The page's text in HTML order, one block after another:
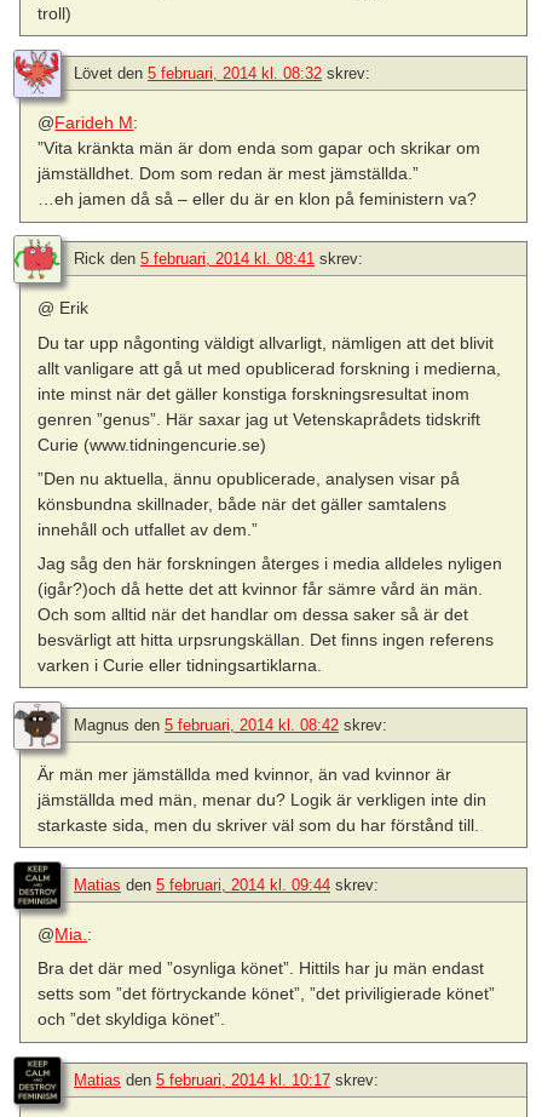
troll)
Lövet den 5 februari, 2014 kl. 08:32 skrev:
@Farideh M:
”Vita kränkta män är dom enda som gapar och skrikar om
jämställdhet. Dom som redan är mest jämställda.”
…eh jamen då så – eller du är en klon på feministern va?
Rick den 5 februari, 2014 kl. 08:41 skrev:
@ Erik
Du tar upp någonting väldigt allvarligt, nämligen att det blivit
allt vanligare att gå ut med opublicerad forskning i medierna,
inte minst när det gäller konstiga forskningsresultat inom
genren ”genus”. Här saxar jag ut Vetenskaprådets tidskrift
Curie (www.tidningencurie.se)
”Den nu aktuella, ännu opublicerade, analysen visar på
könsbundna skillnader, både när det gäller samtalens
innehåll och utfallet av dem.”
Jag såg den här forskningen återges i media alldeles nyligen
(igår?)och då hette det att kvinnor får sämre vård än män.
Och som alltid när det handlar om dessa saker så är det
besvärligt att hitta urpsrungskällan. Det finns ingen referens
varken i Curie eller tidningsartiklarna.
Magnus den 5 februari, 2014 kl. 08:42 skrev:
Är män mer jämställda med kvinnor, än vad kvinnor är
jämställda med män, menar du? Logik är verkligen inte din
starkaste sida, men du skriver väl som du har förstånd till.
Matias den 5 februari, 2014 kl. 09:44 skrev:
@Mia.:
Bra det där med ”osynliga könet”. Hittils har ju män endast
setts som ”det förtryckande könet”, ”det priviligierade könet”
och ”det skyldiga könet”.
Matias den 5 februari, 2014 kl. 10:17 skrev: